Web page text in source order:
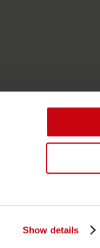
Show details